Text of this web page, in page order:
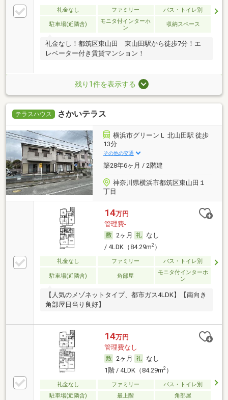
礼金なし ファミリー バス・トイレ別
駐車場(近隣含)
モニタ付インターホ
ン
収納スペース
礼金なし！都筑区東山田 東山田駅から徒歩7分！エ
レベーター付き賃貸マンション！
残り1件を表示する
テラスハウス さかいテラス
横浜市グリーンＬ 北山田駅 徒歩
13分
その他の交通
築28年6ヶ月 / 2階建
神奈川県横浜市都筑区東山田１
丁目
14万円
管理費-
2ヶ月
なし
/ 4LDK（84.29m2）
礼金なし ファミリー バス・トイレ別
駐車場(近隣含) 角部屋
モニタ付インターホ
ン
【人気のメゾネットタイプ、都市ガス4LDK】【南向き
角部屋日当り良好】
14万円
管理費なし
2ヶ月
なし
1階 / 4LDK（84.29m2）
礼金なし ファミリー
バス・トイレ別
駐車場(近隣含)
最上階 角部屋